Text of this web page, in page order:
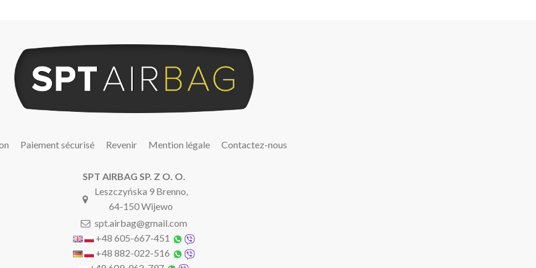
Paiement sécurisé Revenir Mention légale Contactez-nous
SPT AIRBAG SP. Z O. O.
Leszczyńska 9 Brenno,
64-150 Wijewo
spt.airbag@gmail.com
+48 605-667-451
+48 882-022-516